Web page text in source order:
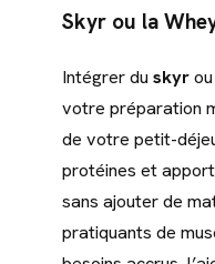
Skyr ou la
Intégrer du skyr
votre préparation
de votre petit-
protéines et
sans ajouter de
pratiquants de